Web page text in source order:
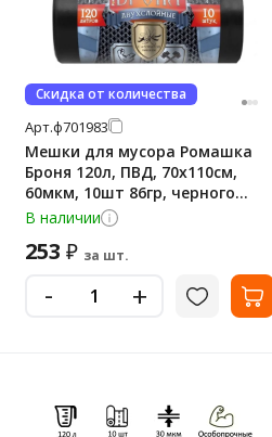
Скидка от количества
Арт.ф701983
Мешки для мусора Ромашка
Броня 120л, ПВД, 70х110см,
60мкм, 10шт 86гр, черного
цвета, в рулоне
В наличии
253 ₽ за шт.
- +